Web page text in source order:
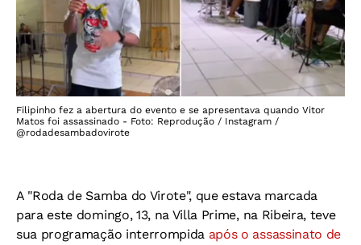
Filipinho fez a abertura do evento e se apresentava quando Vitor
Matos foi assassinado - Foto: Reprodução / Instagram /
@rodadesambadovirote
A "Roda de Samba do Virote", que estava marcada
para este domingo, 13, na Villa Prime, na Ribeira, teve
sua programação interrompida após o assassinato de